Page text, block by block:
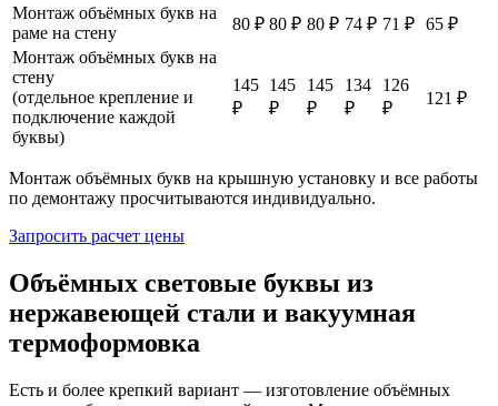
Монтаж объёмных букв на
раме на стену
80 ₽ 80 ₽ 80 ₽ 74 ₽ 71 ₽ 65 ₽
Монтаж объёмных букв на
стену
(отдельное крепление и
подключение каждой
буквы)
145
₽
145
₽
145
₽
134
₽
126
₽
121 ₽
Монтаж объёмных букв на крышную установку и все работы
по демонтажу просчитываются индивидуально.
Запросить расчет цены
Объёмных световые буквы из
нержавеющей стали и вакуумная
термоформовка
Есть и более крепкий вариант — изготовление объёмных